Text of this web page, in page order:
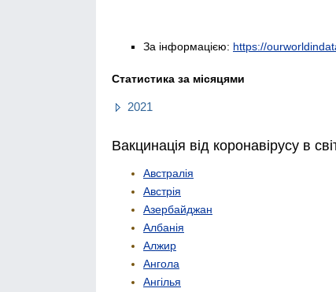
За інформацією: https://
Статистика за місяцями
2021
Вакцинація від коронавірусу в
Австралія
Австрія
Азербайджан
Албанія
Алжир
Ангола
Ангілья